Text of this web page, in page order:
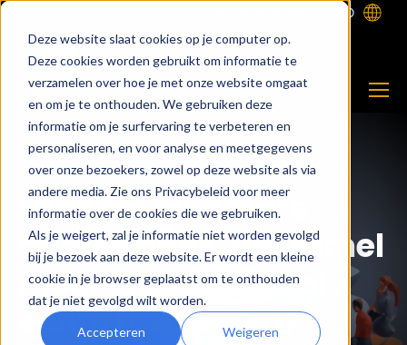
Deze website slaat cookies op je computer op.
Deze cookies worden gebruikt om informatie te
verzamelen over hoe je met onze website omgaat
en om je te onthouden. We gebruiken deze
informatie om je surfervaring te verbeteren en
personaliseren, en voor analyse en meetgegevens
over onze bezoekers, zowel op deze website als via
andere media. Zie ons Privacybeleid voor meer
informatie over de cookies die we gebruiken.
Als je weigert, zal je informatie niet worden gevolgd
bij je bezoek aan deze website. Er wordt een kleine
cookie in je browser geplaatst om te onthouden
dat je niet gevolgd wilt worden.
Accepteren Weigeren
Lanceer slimmere
campagnes. Verzamel
meer leads. Behaal
echte resultaten.